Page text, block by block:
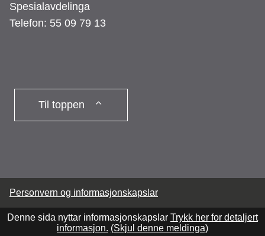
Spesialavdelinga
Telefon: 55 09 79 13
Til toppen
Personvern og informasjonskapslar
Denne sida nyttar informasjonskapslar Trykk her for detaljert
informasjon. (Skjul denne meldinga)